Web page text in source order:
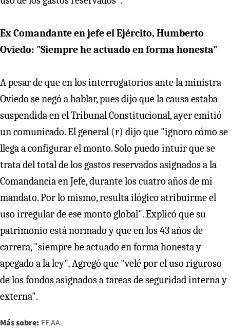
Ex Comandante en jefe el Ejército, Humberto
Oviedo: "Siempre he actuado en forma honesta"
A pesar de que en los interrogatorios ante la ministra
Oviedo se negó a hablar, pues dijo que la causa estaba
suspendida en el Tribunal Constitucional, ayer emitió
un comunicado. El general (r) dijo que "ignoro cómo se
llega a configurar el monto. Solo puedo intuir que se
trata del total de los gastos reservados asignados a la
Comandancia en Jefe, durante los cuatro años de mi
mandato. Por lo mismo, resulta ilógico atribuirme el
uso irregular de ese monto global". Explicó que su
patrimonio está normado y que en los 43 años de
carrera, "siempre he actuado en forma honesta y
apegado a la ley". Agregó que "velé por el uso riguroso
de los fondos asignados a tareas de seguridad interna y
externa".
Más sobre: FF.AA.